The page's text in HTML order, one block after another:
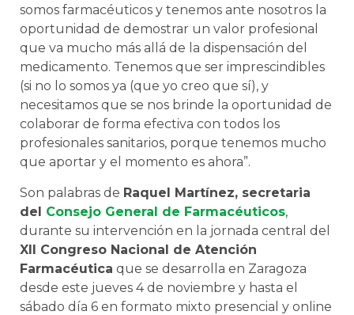
somos farmacéuticos y tenemos ante nosotros la
oportunidad de demostrar un valor profesional
que va mucho más allá de la dispensación del
medicamento. Tenemos que ser imprescindibles
(si no lo somos ya (que yo creo que sí), y
necesitamos que se nos brinde la oportunidad de
colaborar de forma efectiva con todos los
profesionales sanitarios, porque tenemos mucho
que aportar y el momento es ahora”.
Son palabras de Raquel Martínez, secretaria
del Consejo General de Farmacéuticos,
durante su intervención en la jornada central del
XII Congreso Nacional de Atención
Farmacéutica que se desarrolla en Zaragoza
desde este jueves 4 de noviembre y hasta el
sábado día 6 en formato mixto presencial y online